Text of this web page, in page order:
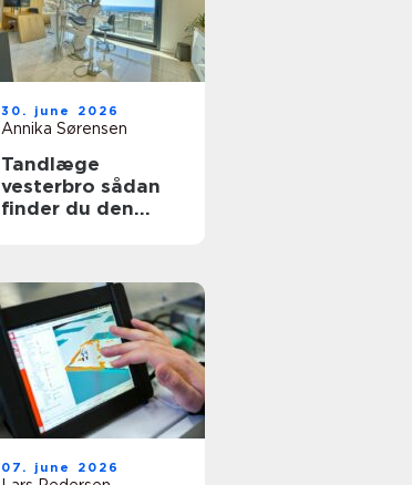
30. june 2026
Annika Sørensen
Tandlæge
vesterbro sådan
finder du den
07. june 2026